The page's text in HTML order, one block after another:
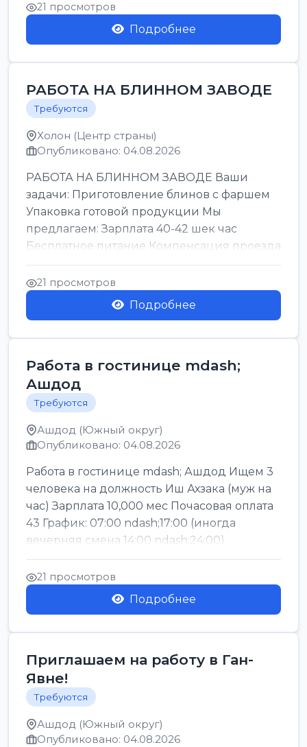
21 просмотров
Подробнее
РАБОТА НА БЛИННОМ ЗАВОДЕ
Требуются
Холон (Центр страны)
Опубликовано: 04.08.2026
РАБОТА НА БЛИННОМ ЗАВОДЕ Ваши
задачи: Приготовление блинов с фаршем
Упаковка готовой продукции Мы
предлагаем: Зарплата 40-42 шек час
Бесплатное питание Компенсация проезда
Легкие условия труда График:...
21 просмотров
Подробнее
Работа в гостинице mdash;
Ашдод
Требуются
Ашдод (Южный округ)
Опубликовано: 04.08.2026
Работа в гостинице mdash; Ашдод Ищем 3
человека на должность Иш Ахзака (муж на
час) Зарплата 10,000 мес Почасовая оплата
43 График: 07:00 ndash;17:00 (иногда
вечерняя смена 14:00 ndash;24:00)
Обязател...
21 просмотров
Подробнее
Приглашаем на работу в Ган-
Явне!
Требуются
Ашдод (Южный округ)
Опубликовано: 04.08.2026